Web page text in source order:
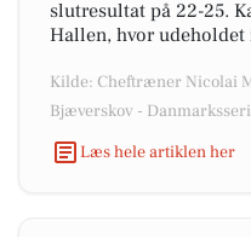
slutresultat på 22-25.
Hallen, hvor udeholdet
Kilde: Cheftræner Nicolai
Bjæverskov -
Læs hele artiklen her